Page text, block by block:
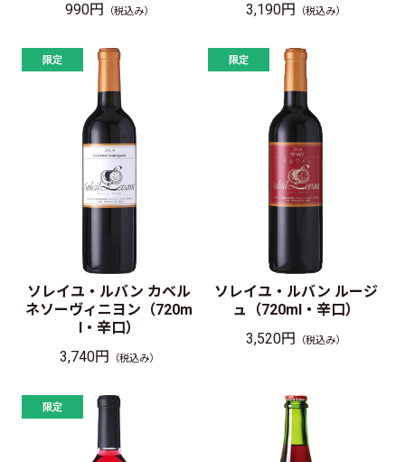
990円 （税込み）
3,190円 （税込み）
ソレイユ・ルバン カベル
ネソーヴィニヨン（720m
l・辛口）
3,740円 （税込み）
ソレイユ・ルバン ルージ
ュ（720ml・辛口）
3,520円 （税込み）